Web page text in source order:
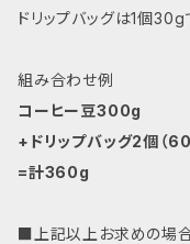
ドリップバッグは1個30g
組み合わせ例
コーヒー豆300g
+ドリップバッグ2個（
=計360g
■ 上記以上お求めの場